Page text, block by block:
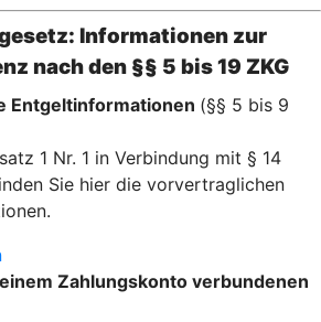
Informationen zur
nach den §§ 5 bis 19 ZKG
Entgeltinformationen (§§ 5 bis 9
1 Nr. 1 in Verbindung mit § 14
Sie hier die vorvertraglichen
Zahlungskonto verbundenen